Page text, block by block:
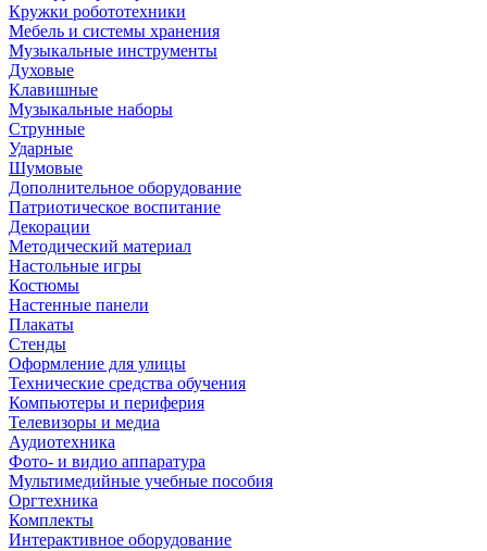
Кружки робототехники
Мебель и системы хранения
Музыкальные инструменты
Духовые
Клавишные
Музыкальные наборы
Струнные
Ударные
Шумовые
Дополнительное оборудование
Патриотическое воспитание
Декорации
Методический материал
Настольные игры
Костюмы
Настенные панели
Плакаты
Стенды
Оформление для улицы
Технические средства обучения
Компьютеры и периферия
Телевизоры и медиа
Аудиотехника
Фото- и видио аппаратура
Мультимедийные учебные пособия
Оргтехника
Комплекты
Интерактивное оборудование